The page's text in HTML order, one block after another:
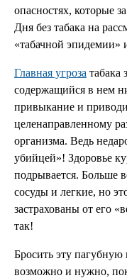
опасностях, которые
Дня без табака на
«табачной эпидемии»
Главная угроза табака
содержащийся в нем
привыкание и
целенаправленному
организма. Ведь
убийцей»! Здоровье
подрывается. Больше
сосуды и легкие, но
застрахованы от его
так!
Бросить эту
возможно и нужно,